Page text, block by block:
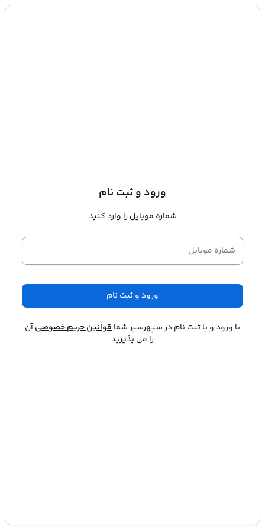
ورود و ثبت نام
شماره موبایل را وارد کنید
شماره موبایل
ورود و ثبت نام
با ورود و یا ثبت نام درسپهرسیرشماقوانین حریم خصوصیآن
را می پذیرید